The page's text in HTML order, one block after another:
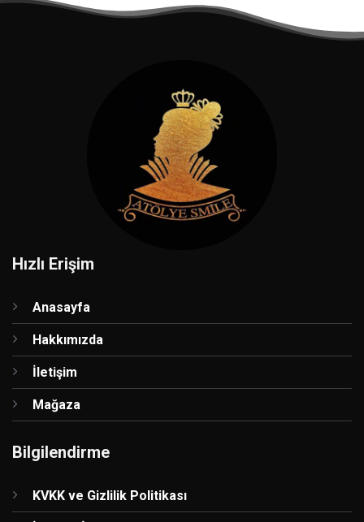
Hızlı Erişim
Anasayfa
Hakkımızda
İletişim
Mağaza
Bilgilendirme
KVKK ve Gizlilik Politikası